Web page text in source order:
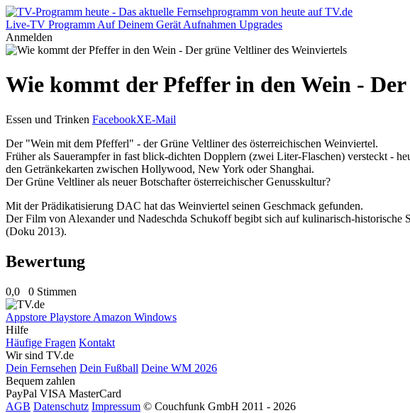
Live-TV Programm Auf Deinem Gerät Aufnahmen Upgrades
Anmelden
Wie kommt der Pfeffer in den Wein -
Essen und Trinken FacebookXE-Mail
Der "Wein mit dem Pfefferl" - der Grüne Veltliner des österreichischen Weinviertel.
Früher als Sauerampfer in fast blick-dichten Dopplern (zwei Liter-Flaschen) versteckt -
den Getränkekarten zwischen Hollywood, New York oder Shanghai.
Der Grüne Veltliner als neuer Botschafter österreichischer Genusskultur?
Mit der Prädikatisierung DAC hat das Weinviertel seinen Geschmack gefunden.
Der Film von Alexander und Nadeschda Schukoff begibt sich auf kulinarisch-historische
(Doku 2013).
Bewertung
0,0 0 Stimmen
Appstore Playstore Amazon Windows
Hilfe
Häufige Fragen Kontakt
Wir sind TV.de
Dein Fernsehen Dein Fußball Deine WM 2026
Bequem zahlen
PayPal VISA MasterCard
AGB Datenschutz Impressum © Couchfunk GmbH 2011 - 2026